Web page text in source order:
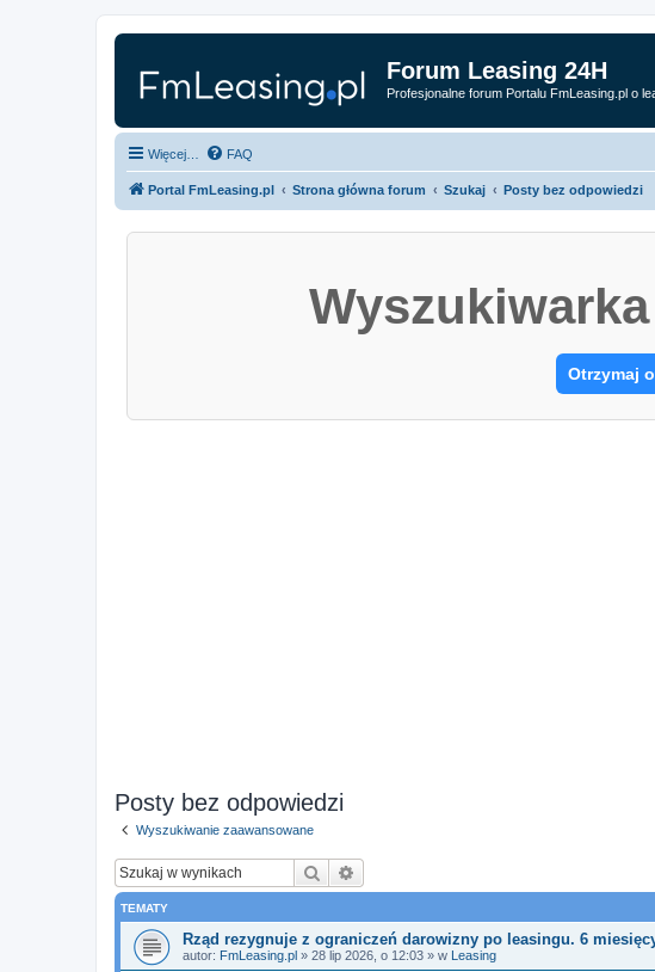
Forum Leasing 24H
Profesjonalne forum Portalu FmLeasing.pl o
Więcej… FAQ
Portal FmLeasing.pl Strona główna forum Szukaj Posty bez odpowiedzi
Otrzymaj
Posty bez odpowiedzi
Wyszukiwanie zaawansowane
Szukaj
TEMATY
Rząd rezygnuje z ograniczeń darowizny po leasingu. 6
autor: FmLeasing.pl » 28 lip 2026, o 12:03 » w Leasing